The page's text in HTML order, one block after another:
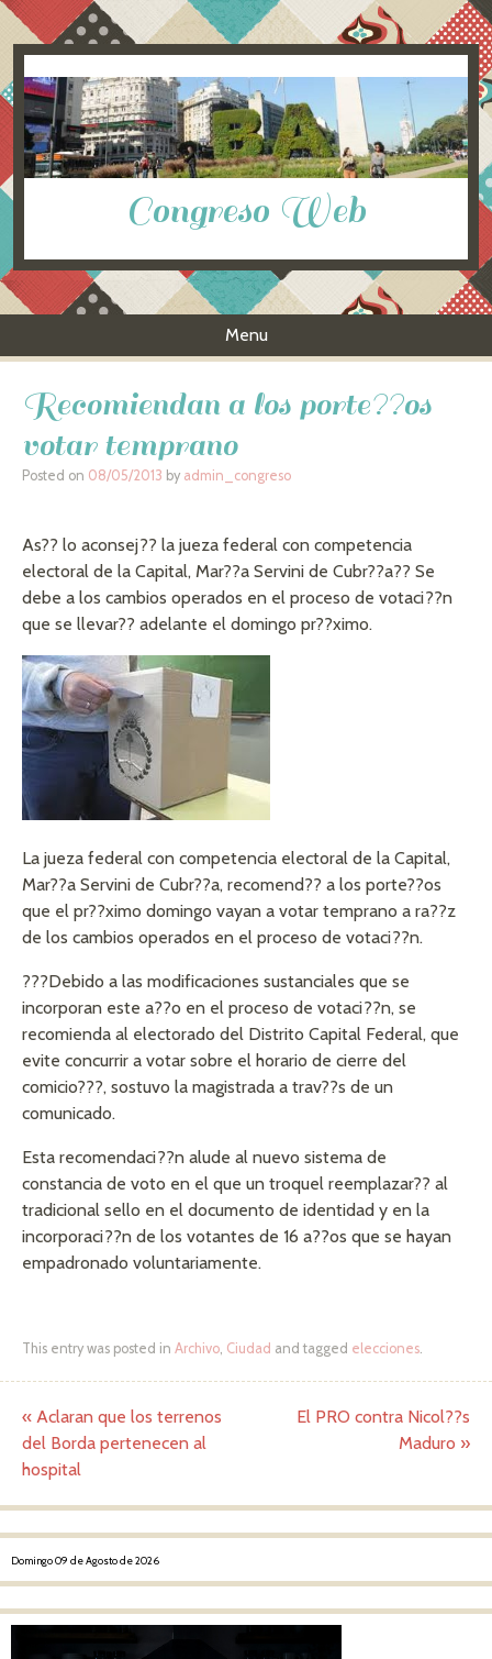
Congreso Web
Menu
Recomiendan a los porte??os
votar temprano
Posted on 08/05/2013 by admin_congreso
As?? lo aconsej?? la jueza federal con competencia
electoral de la Capital, Mar??a Servini de Cubr??a?? Se
debe a los cambios operados en el proceso de votaci??n
que se llevar?? adelante el domingo pr??ximo.
La jueza federal con competencia electoral de la Capital,
Mar??a Servini de Cubr??a, recomend?? a los porte??os
que el pr??ximo domingo vayan a votar temprano a ra??z
de los cambios operados en el proceso de votaci??n.
???Debido a las modificaciones sustanciales que se
incorporan este a??o en el proceso de votaci??n, se
recomienda al electorado del Distrito Capital Federal, que
evite concurrir a votar sobre el horario de cierre del
comicio???, sostuvo la magistrada a trav??s de un
comunicado.
Esta recomendaci??n alude al nuevo sistema de
constancia de voto en el que un troquel reemplazar?? al
tradicional sello en el documento de identidad y en la
incorporaci??n de los votantes de 16 a??os que se hayan
empadronado voluntariamente.
This entry was posted in Archivo, Ciudad and tagged elecciones.
Post navigation
« Aclaran que los terrenos
del Borda pertenecen al
hospital
El PRO contra Nicol??s
Maduro »
Domingo 09 de Agosto de 2026